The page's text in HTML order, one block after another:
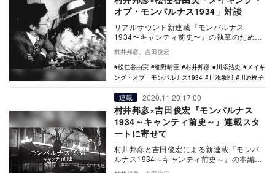
オブ・モンパルナス1934」対談
リアルサウンド新連載『モンパルナス
1934〜キャンティ前史〜』の執筆のため
に、著者の村井邦彦と吉田俊宏は現在、
様々な関係者に話を…
村井邦彦、吉田俊宏
松任谷由実
細野晴臣 村井邦彦 川添浩史
メイキ
ング・オブ モンパルナス1934
川添象郎 川添梶子
連載 2020.11.20 17:00
村井邦彦×吉田俊宏『モンパルナス
1934～キャンティ前史～』連載スタ
ートに寄せて
村井邦彦と吉田俊宏による新連載『モンパ
ルナス1934～キャンティ前史～』の本編ス
タートに先駆けて、両人より寄せられた序